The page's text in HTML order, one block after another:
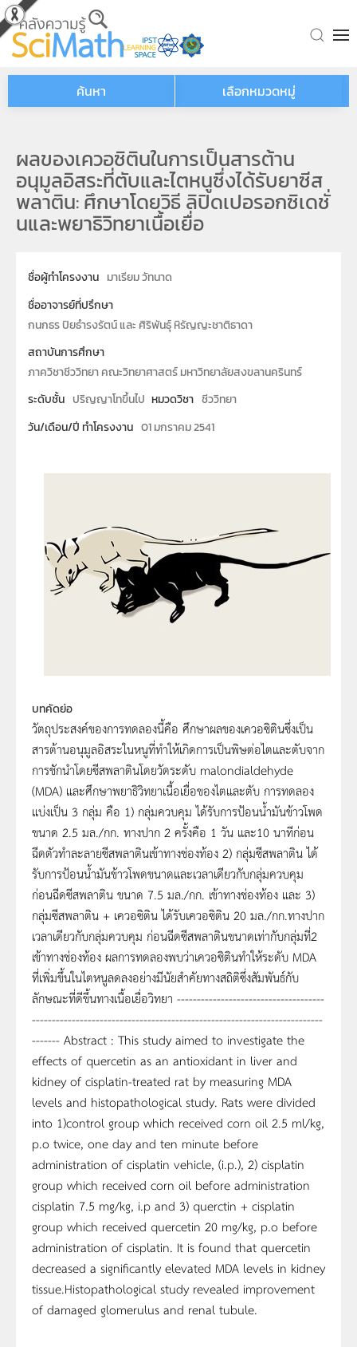
Skip to main content
ค้นหา เลือกหมวดหมู่
ผลของเควอซิตินในการเป็นสารต้าน
อนุมูลอิสระที่ตับและไตหนูซึ่งได้รับยาซีส
พลาติน: ศึกษาโดยวิธี ลิปิดเปอรอกซิเดชั่
นและพยาธิวิทยาเนื้อเยื่อ
ชื่อผู้ทำโครงงาน มาเรียม วัทนาด
ชื่ออาจารย์ที่ปรึกษา
กนกธร ปิยธำรงรัตน์ และ ศิริพันธุ์ หิรัญญะชาติธาดา
สถาบันการศึกษา
ภาควิชาชีววิทยา คณะวิทยาศาสตร์ มหาวิทยาลัยสงขลานครินทร์
ระดับชั้น ปริญญาโทขึ้นไป หมวดวิชา ชีววิทยา
วัน/เดือน/ปี ทำโครงงาน 01 มกราคม 2541
บทคัดย่อ
วัตถุประสงค์ของการทดลองนี้คือ ศึกษาผลของเควอซิตินซึ่งเป็น
สารต้านอนุมูลอิสระในหนูที่ทำให้เกิดการเป็นพิษต่อไตและตับจาก
การชักนำโดยซีสพลาตินโดยวัดระดับ malondialdehyde
(MDA) และศึกษาพยาธิวิทยาเนื้อเยื่อของไตและตับ การทดลอง
แบ่งเป็น 3 กลุ่ม คือ 1) กลุ่มควบคุม ได้รับการป้อนน้ำมันข้าวโพด
ขนาด 2.5 มล./กก. ทางปาก 2 ครั้งคือ 1 วัน และ10 นาทีก่อน
ฉีดตัวทำละลายซีสพลาตินเข้าทางช่องท้อง 2) กลุ่มซีสพลาติน ได้
รับการป้อนน้ำมันข้าวโพดขนาดและเวลาเดียวกับกลุ่มควบคุม
ก่อนฉีดซีสพลาติน ขนาด 7.5 มล./กก. เข้าทางช่องท้อง และ 3)
กลุ่มซีสพลาติน + เควอซิติน ได้รับเควอซิติน 20 มล./กก.ทางปาก
เวลาเดียวกับกลุ่มควบคุม ก่อนฉีดซีสพลาตินขนาดเท่ากับกลุ่มที่2
เข้าทางช่องท้อง ผลการทดลองพบว่าเควอซิตินทำให้ระดับ MDA
ที่เพิ่มขึ้นในไตหนูลดลงอย่างมีนัยสำคัยทางสถิติซึ่งสัมพันธ์กับ
ลักษณะที่ดีขึ้นทางเนื้อเยื่อวิทยา -------------------------------------
-------------------------------------------------------------------------
------- Abstract : This study aimed to investigate the
effects of quercetin as an antioxidant in liver and
kidney of cisplatin-treated rat by measuring MDA
levels and histopathological study. Rats were divided
into 1)control group which received corn oil 2.5 ml/kg,
p.o twice, one day and ten minute before
administration of cisplatin vehicle, (i.p.), 2) cisplatin
group which received corn oil before administration
cisplatin 7.5 mg/kg, i.p and 3) querctin + cisplatin
group which received quercetin 20 mg/kg, p.o before
administration of cisplatin. It is found that quercetin
decreased a significantly elevated MDA levels in kidney
tissue.Histopathological study revealed improvement
of damaged glomerulus and renal tubule.